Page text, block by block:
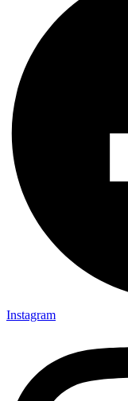
Instagram